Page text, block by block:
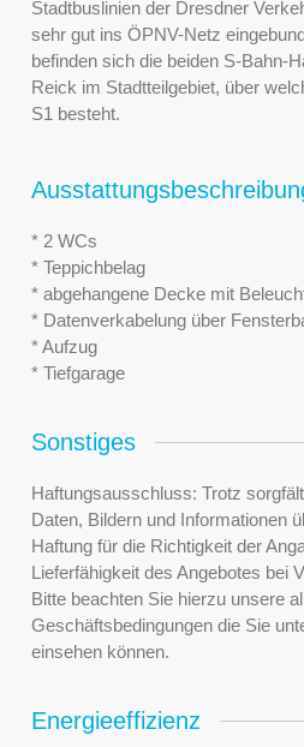
Stadtbuslinien der Dresdner
sehr gut ins ÖPNV-Netz
befinden sich die beiden S-Bahn-
Reick im Stadtteilgebiet, über
S1 besteht.
* 2 WCs
* Teppichbelag
* abgehangene Decke mit
* Datenverkabelung über
* Aufzug
* Tiefgarage
Sonstiges
Haftungsausschluss: Trotz
Daten, Bildern und Informationen
Haftung für die Richtigkeit der
Lieferfähigkeit des Angebotes bei
Bitte beachten Sie hierzu unsere
Geschäftsbedingungen die Sie
einsehen können.
Energieeffizienz